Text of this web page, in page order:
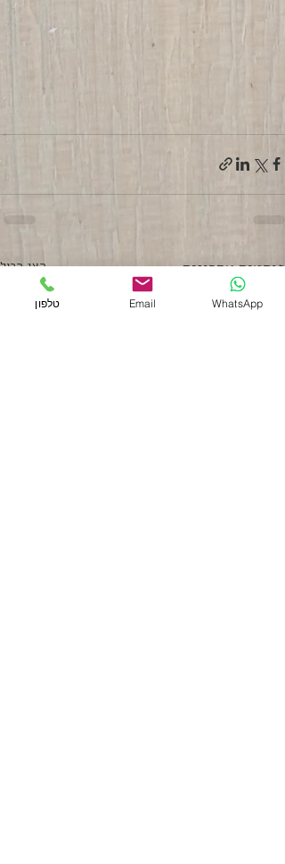
פוסטים אחרונים הצג הכול
טלפון Email WhatsApp